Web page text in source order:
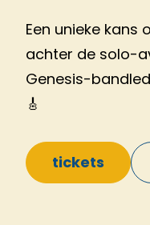
Een unieke kans
achter de solo-
Genesis-
🎸
tickets